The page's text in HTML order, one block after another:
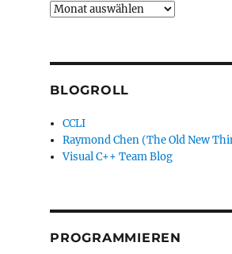
Archiv
BLOGROLL
CCLI
Raymond Chen (The Old New
Visual C++ Team Blog
PROGRAMMIEREN